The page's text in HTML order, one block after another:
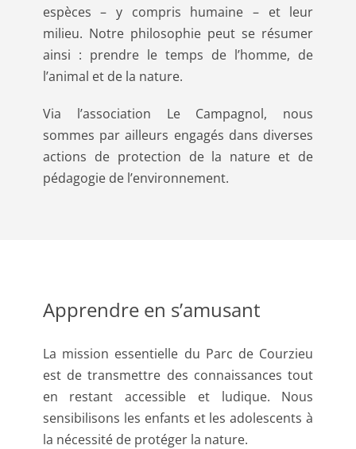
espèces – y compris humaine – et leur
milieu. Notre philosophie peut se résumer
ainsi : prendre le temps de l’homme, de
l’animal et de la nature.
Via l’association Le Campagnol, nous
sommes par ailleurs engagés dans diverses
actions de protection de la nature et de
pédagogie de l’environnement.
Apprendre en s’amusant
La mission essentielle du Parc de Courzieu
est de transmettre des connaissances tout
en restant accessible et ludique. Nous
sensibilisons les enfants et les adolescents à
la nécessité de protéger la nature.